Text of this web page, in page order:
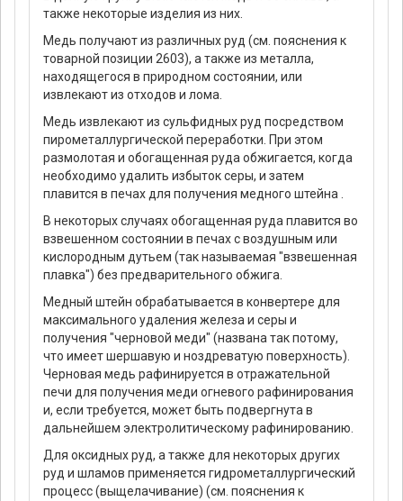
также некоторые изделия из них.
Медь получают из различных руд (см. пояснения к
товарной позиции 2603), а также из металла,
находящегося в природном состоянии, или
извлекают из отходов и лома.
Медь извлекают из сульфидных руд посредством
пирометаллургической переработки. При этом
размолотая и обогащенная руда обжигается, когда
необходимо удалить избыток серы, и затем
плавится в печах для получения медного штейна .
В некоторых случаях обогащенная руда плавится во
взвешенном состоянии в печах с воздушным или
кислородным дутьем (так называемая "взвешенная
плавка") без предварительного обжига.
Медный штейн обрабатывается в конвертере для
максимального удаления железа и серы и
получения "черновой меди" (названа так потому,
что имеет шершавую и ноздреватую поверхность).
Черновая медь рафинируется в отражательной
печи для получения меди огневого рафинирования
и, если требуется, может быть подвергнута в
дальнейшем электролитическому рафинированию.
Для оксидных руд, а также для некоторых других
руд и шламов применяется гидрометаллургический
процесс (выщелачивание) (см. пояснения к